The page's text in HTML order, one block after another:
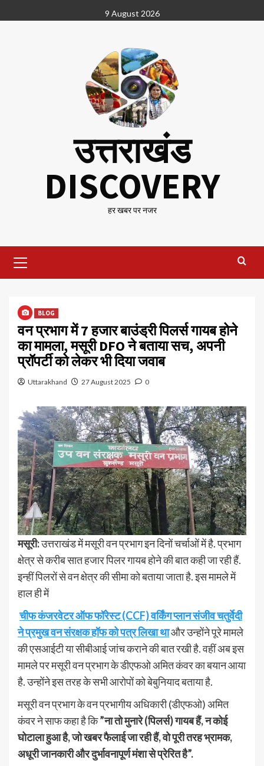
to
9 August 2026
उत्तराखंड
DISCOVERY
हर खबर पर नजर
Menu
BLOG
वन प्रभाग में 7 हजार बाउंड्री पिलर्स गायब होने
का मामला, मसूरी DFO ने बताया सच, अपनी
प्रॉपर्टी को लेकर भी दिया जवाब
Uttarakhand 27 August 2025 0
मसूरी:उत्तराखंड में मसूरी वन प्रभाग इन दिनों चर्चाओं में है. प्रभाग
क्षेत्र से करीब सात हजार पिलर गायब होने की बात कही जा रही हैं.
इन्हीं पिलरों से वन क्षेत्र की सीमा को बताया जाता है. इस मामले में
हाल ही में
चीफ कंजरवेटर ऑफ फॉरेस्ट (CCF) वर्किंग प्लान संजीव चतुर्वेदी
ने प्रमुख वन संरक्षक हॉफ को पत्र लिखा थाऔर उन्होंने पूरे मामले
की एसआईटी या सीबीआई जांच कराने की बात रखी है. वहीं अब इस
मामले पर मसूरी वन प्रभाग के डीएफओ अमित कंवर का बयान आया
है. उन्होंने इस तरह के सभी आरोपों को बेबुनियाद बताया है.
मसूरी वन प्रभाग के वन प्रभागीय अधिकारी (डीएफओ) अमित
कंवर ने साफ कहा है कि”ना तो मुनारे (पिलर्स) गायब हैं, न कोई
घोटाला हुआ है, जो खबर फैलाई जा रही हैं, वो पूरी तरह भ्रामक,
अधूरी जानकारी और दुर्भावनापूर्ण मंशा से प्रेरित है”.